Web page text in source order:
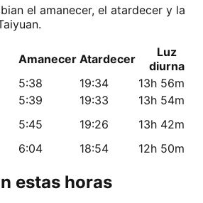
el amanecer, el atardecer y la
Amanecer Atardecer
Luz
diurna
5:38 19:34
13h 56m
5:39 19:33
13h 54m
5:45 19:26
13h 42m
6:04 18:54 12h 50m
estas horas